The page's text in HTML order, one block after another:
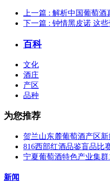
上一篇 : 解析中国葡萄酒
下一篇 : 钟情黑皮诺 这
百科
文化
酒庄
产区
品种
为您推荐
贺兰山东麓葡萄酒产区
816西部红酒品鉴盲品比
宁夏葡萄酒特色产业集
新闻